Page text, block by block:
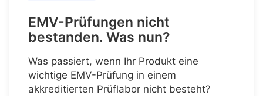
EMV-Prüfungen nicht
bestanden. Was nun?
Was passiert, wenn Ihr Produkt eine
wichtige EMV-Prüfung in einem
akkreditierten Prüflabor nicht besteht?